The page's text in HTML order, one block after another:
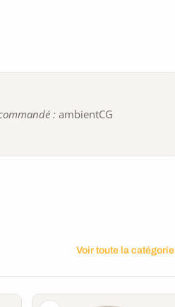
:ambientCG
Voir toute la catégorie